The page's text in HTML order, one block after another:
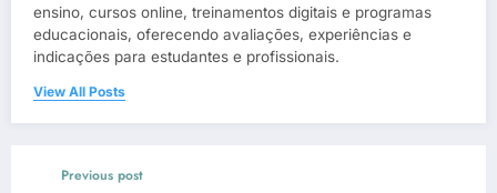
ensino, cursos online, treinamentos digitais e programas
educacionais, oferecendo avaliações, experiências e
indicações para estudantes e profissionais.
View All Posts
Previous post